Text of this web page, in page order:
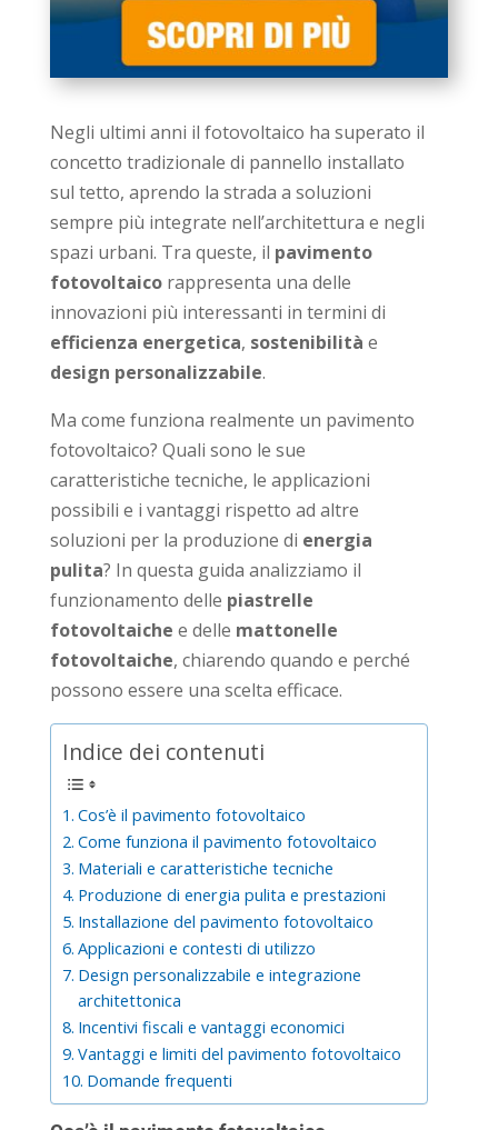
Negli ultimi anni il fotovoltaico ha superato il
concetto tradizionale di pannello installato
sul tetto, aprendo la strada a soluzioni
sempre più integrate nell’architettura e negli
spazi urbani. Tra queste, il pavimento
fotovoltaicorappresenta una delle
innovazioni più interessanti in termini di
efficienza energetica, sostenibilità e
design personalizzabile.
Ma come funziona realmente un pavimento
fotovoltaico? Quali sono le sue
caratteristiche tecniche, le applicazioni
possibili e i vantaggi rispetto ad altre
soluzioni per la produzione di energia
pulita? In questa guida analizziamo il
funzionamento delle piastrelle
fotovoltaiche e delle mattonelle
fotovoltaiche, chiarendo quando e perché
possono essere una scelta efficace.
Indice dei contenuti
Cos’è il pavimento fotovoltaico
Come funziona il pavimento fotovoltaico
Materiali e caratteristiche tecniche
Produzione di energia pulita e prestazioni
Installazione del pavimento fotovoltaico
Applicazioni e contesti di utilizzo
Design personalizzabile e integrazione
architettonica
Incentivi fiscali e vantaggi economici
Vantaggi e limiti del pavimento fotovoltaico
Domande frequenti